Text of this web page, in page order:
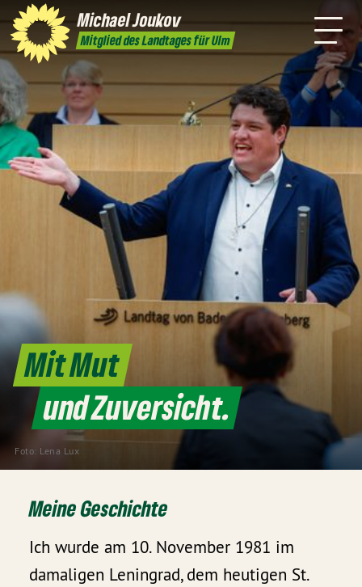
MichaelJoukov
Mitglied des Landtages für Ulm
Presse Praktikum Kontakt
mich
Foto: Lena Lux
Mit Mut
und Zuversicht.
Meine Geschichte
Ich wurde am 10. November 1981 im
damaligen Leningrad, dem heutigen St.